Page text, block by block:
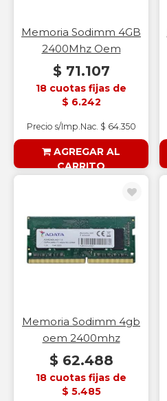
Memoria Sodimm 4GB
2400Mhz Oem
$ 71.107
18 cuotas fijas de
$ 6.242
Precio s/Imp.Nac. $ 64.350
AGREGAR AL
CARRITO
Memoria Sodimm 4gb
oem 2400mhz
$ 62.488
18 cuotas fijas de
$ 5.485